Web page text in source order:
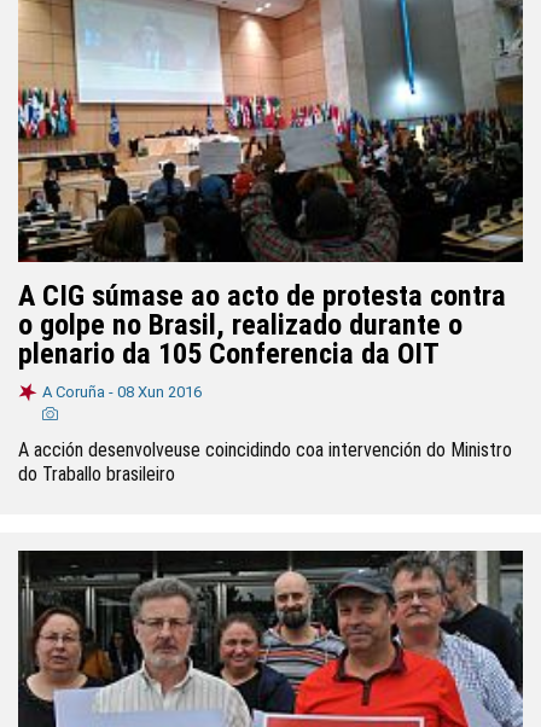
A CIG súmase ao acto de protesta contra
o golpe no Brasil, realizado durante o
plenario da 105 Conferencia da OIT
A Coruña - 08 Xun 2016
A acción desenvolveuse coincidindo coa intervención do Ministro
do Traballo brasileiro